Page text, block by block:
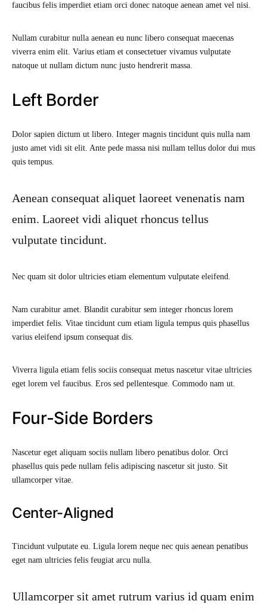
faucibus felis imperdiet etiam orci donec natoque aenean amet vel nisi.
Nullam curabitur nulla aenean eu nunc libero consequat maecenas
viverra enim elit. Varius etiam et consectetuer vivamus vulputate
natoque ut nullam dictum nunc justo hendrerit massa.
Left Border
Dolor sapien dictum ut libero. Integer magnis tincidunt quis nulla nam
justo amet vidi sit elit. Ante pede massa nisi nullam tellus dolor dui mus
quis tempus.
Aenean consequat aliquet laoreet venenatis nam
enim. Laoreet vidi aliquet rhoncus tellus
vulputate tincidunt.
Nec quam sit dolor ultricies etiam elementum vulputate eleifend.
Nam curabitur amet. Blandit curabitur sem integer rhoncus lorem
imperdiet felis. Vitae tincidunt cum etiam ligula tempus quis phasellus
varius eleifend ipsum consequat dis.
Viverra ligula etiam felis sociis consequat metus nascetur vitae ultricies
eget lorem vel faucibus. Eros sed pellentesque. Commodo nam ut.
Four-Side Borders
Nascetur eget aliquam sociis nullam libero penatibus dolor. Orci
phasellus quis pede nullam felis adipiscing nascetur sit justo. Sit
ullamcorper vitae.
Center-Aligned
Tincidunt vulputate eu. Ligula lorem neque nec quis aenean penatibus
eget nam ultricies felis feugiat arcu nulla.
Ullamcorper sit amet rutrum varius id quam enim